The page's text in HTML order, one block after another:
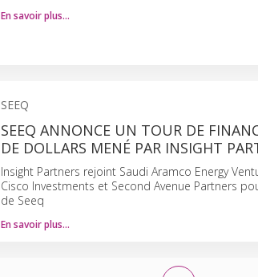
En savoir plus…
SEEQ
SEEQ ANNONCE UN TOUR DE
DE DOLLARS MENÉ PAR INSIGHT
Insight Partners rejoint Saudi Aramco Energy
Cisco Investments et Second Avenue Partners
de Seeq
En savoir plus…